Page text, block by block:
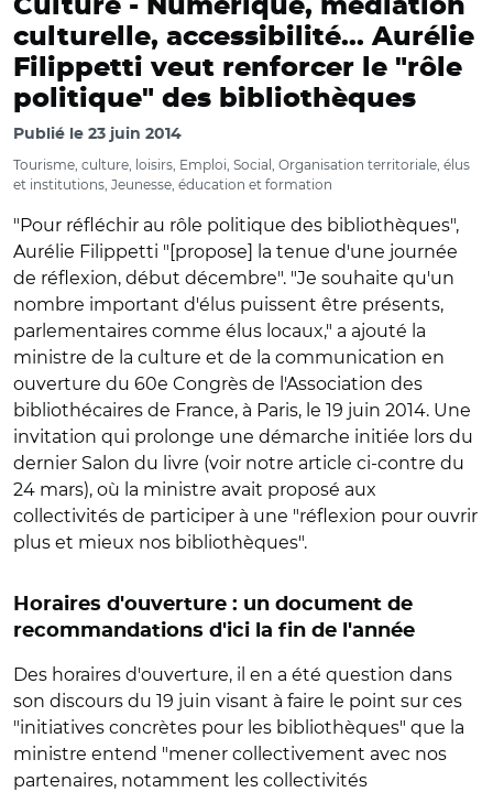
Culture - Numérique, médiation
culturelle, accessibilité... Aurélie
Filippetti veut renforcer le "rôle
politique" des bibliothèques
Publié le 23 juin 2014
Tourisme, culture, loisirs, Emploi, Social, Organisation territoriale, élus
et institutions, Jeunesse, éducation et formation
"Pour réfléchir au rôle politique des bibliothèques",
Aurélie Filippetti "[propose] la tenue d'une journée
de réflexion, début décembre". "Je souhaite qu'un
nombre important d'élus puissent être présents,
parlementaires comme élus locaux," a ajouté la
ministre de la culture et de la communication en
ouverture du 60e Congrès de l'Association des
bibliothécaires de France, à Paris, le 19 juin 2014. Une
invitation qui prolonge une démarche initiée lors du
dernier Salon du livre (voir notre article ci-contre du
24 mars), où la ministre avait proposé aux
collectivités de participer à une "réflexion pour ouvrir
plus et mieux nos bibliothèques".
Horaires d'ouverture : un document de
recommandations d'ici la fin de l'année
Des horaires d'ouverture, il en a été question dans
son discours du 19 juin visant à faire le point sur ces
"initiatives concrètes pour les bibliothèques" que la
ministre entend "mener collectivement avec nos
partenaires, notamment les collectivités